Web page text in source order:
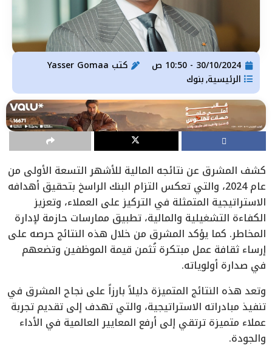
30/10/2024 - 10:50 ص كتب
الرئيسية, بنوك
كشف المشرق عن نتائجه المالية للأشهر التسعة الأولى من
عام 2024، والتي تعكس التزام البنك الراسخ بتحقيق أهدافه
الاستراتيجية المتمثلة في التركيز على العملاء، وتعزيز
الكفاءة التشغيلية والمالية، تطبيق ممارسات حازمة لإدارة
المخاطر. كما يؤكد المشرق من خلال هذه النتائج حرصه على
إرساء ثقافة عمل مبتكرة تُثمن قيمة الموظفين وتضعهم
في صدارة أولوياته.
وتعد هذه النتائج المتميزة دليلاً بارزاً على نجاح المشرق في
تنفيذ مبادراته الاستراتيجية، والتي تهدف إلى تقديم تجربة
عملاء متميزة ترتقي إلى أرفع المعايير العالمية في الأداء
والجودة.